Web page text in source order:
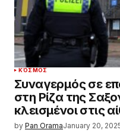
ΚΌΣΜΟΣ
Συναγερμός σε
στη Ρίζα της
κλεισμένοι στις
by Pan OramaJanuary 20,